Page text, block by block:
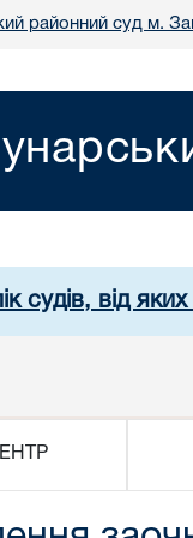
районний суд м.
судів, від